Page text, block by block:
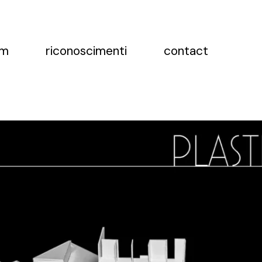
riconoscimenti contact